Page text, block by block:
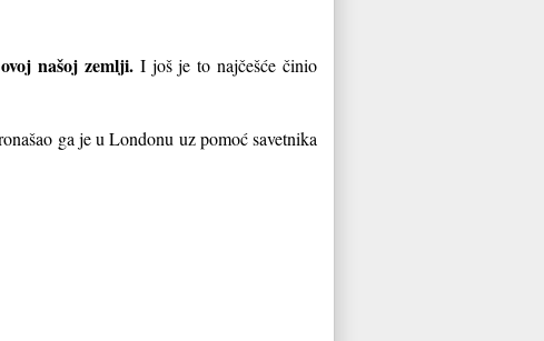
našoj zemlji. I još je to najčešće činio
ga je u Londonu uz pomoć savetnika